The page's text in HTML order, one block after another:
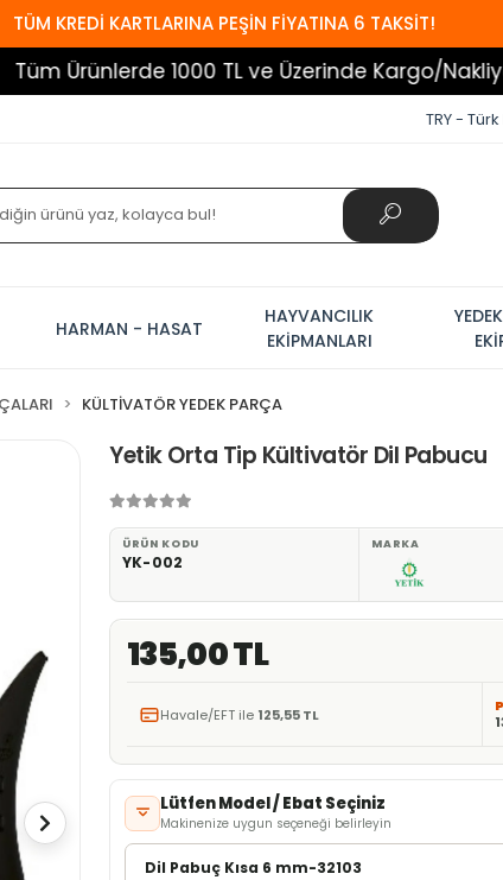
TÜM KREDİ KARTLARINA PEŞİN FİYATINA 6 TAKSİT!
1000 TL ve Üzerinde Kargo/Nakliye Bedava!
TRY - Türk
HARMAN - HASAT
HAYVANCILIK
EKİPMANLARI
KÜLTİVATÖR YEDEK PARÇA
Yetik Orta Tip Kültivatör Dil Pabucu
ÜRÜN KODU
YK-002
MARKA
135,00 TL
Havale/EFT ile 125,55 TL
Lütfen Model / Ebat Seçiniz
Makinenize uygun seçeneği belirleyin